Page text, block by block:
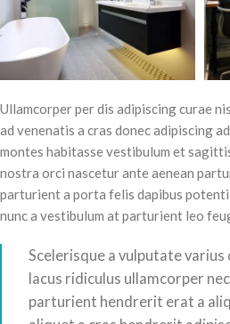
Ullamcorper per dis adipiscing curae
ad venenatis a cras donec adipiscing
montes habitasse vestibulum et
nostra orci nascetur ante aenean
parturient a porta felis dapibus
nunc a vestibulum at parturient leo
Scelerisque a vulputate varius
lacus ridiculus ullamcorper
parturient hendrerit erat a